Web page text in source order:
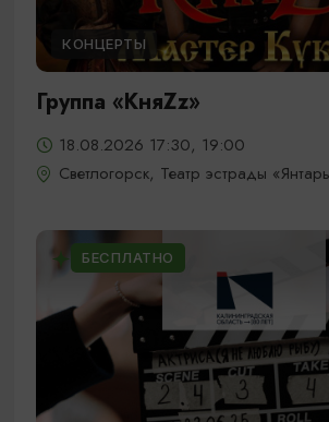
КОНЦЕРТЫ
Группа «КняZz»
18.08.2026 17:30, 19:00
Светлогорск, Театр эстрады
БЕСПЛАТНО